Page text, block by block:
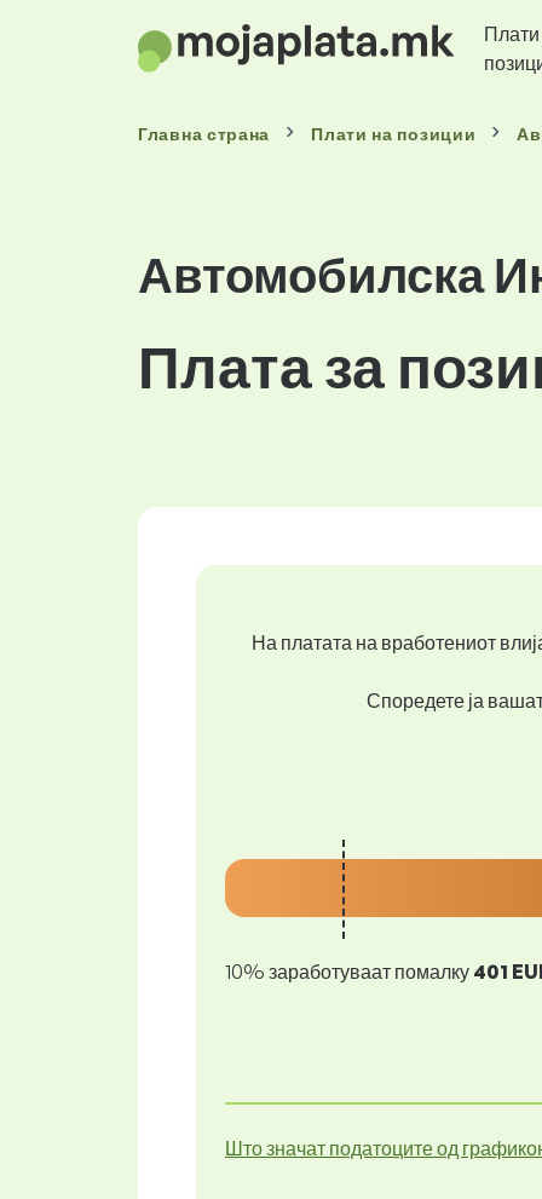
Главна страна Плати на позиции
Автомобилска
Плата за
На платата на вработениот
Споредете ја
10% заработуваат помалку 401
Што значат податоците од